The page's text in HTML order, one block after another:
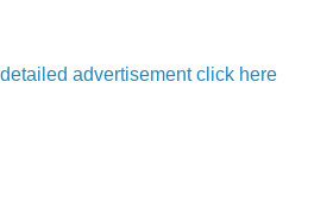
advertisement click here